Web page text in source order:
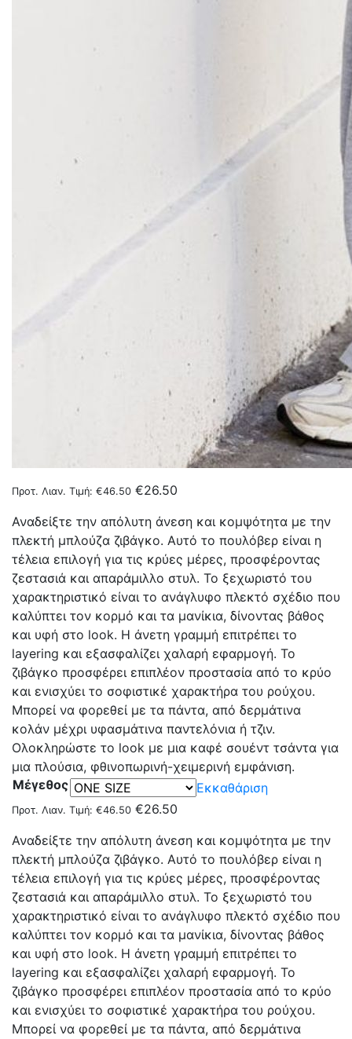
Προτ. Λιαν. Τιμή: €46.50 €26.50
Αναδείξτε την απόλυτη άνεση και κομψότητα με την
πλεκτή μπλούζα ζιβάγκο. Αυτό το πουλόβερ είναι η
τέλεια επιλογή για τις κρύες μέρες, προσφέροντας
ζεστασιά και απαράμιλλο στυλ. Το ξεχωριστό του
χαρακτηριστικό είναι το ανάγλυφο πλεκτό σχέδιο που
καλύπτει τον κορμό και τα μανίκια, δίνοντας βάθος
και υφή στο look. Η άνετη γραμμή επιτρέπει το
layering και εξασφαλίζει χαλαρή εφαρμογή. Το
ζιβάγκο προσφέρει επιπλέον προστασία από το κρύο
και ενισχύει το σοφιστικέ χαρακτήρα του ρούχου.
Μπορεί να φορεθεί με τα πάντα, από δερμάτινα
κολάν μέχρι υφασμάτινα παντελόνια ή τζιν.
Ολοκληρώστε το look με μια καφέ σουέντ τσάντα για
μια πλούσια, φθινοπωρινή-χειμερινή εμφάνιση.
Μέγεθος
Εκκαθάριση
Προτ. Λιαν. Τιμή: €46.50 €26.50
Αναδείξτε την απόλυτη άνεση και κομψότητα με την
πλεκτή μπλούζα ζιβάγκο. Αυτό το πουλόβερ είναι η
τέλεια επιλογή για τις κρύες μέρες, προσφέροντας
ζεστασιά και απαράμιλλο στυλ. Το ξεχωριστό του
χαρακτηριστικό είναι το ανάγλυφο πλεκτό σχέδιο που
καλύπτει τον κορμό και τα μανίκια, δίνοντας βάθος
και υφή στο look. Η άνετη γραμμή επιτρέπει το
layering και εξασφαλίζει χαλαρή εφαρμογή. Το
ζιβάγκο προσφέρει επιπλέον προστασία από το κρύο
και ενισχύει το σοφιστικέ χαρακτήρα του ρούχου.
Μπορεί να φορεθεί με τα πάντα, από δερμάτινα